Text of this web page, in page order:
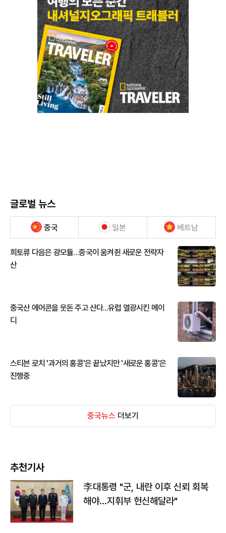
글로벌 뉴스
중국 일본 베트남
희토류 다음은 광모듈…중국이 움켜쥔 새로운 전략자
산
중국산 에어콘을 웃돈 주고 산다...유럽 열광시킨 메이
디
스티븐 로치 '과거의 홍콩'은 끝났지만 '새로운 홍콩'은
진행중
중국뉴스 더보기
추천기사
李대통령 "군, 내란 이후 신뢰 회복
해야…지휘부 헌신해달라"